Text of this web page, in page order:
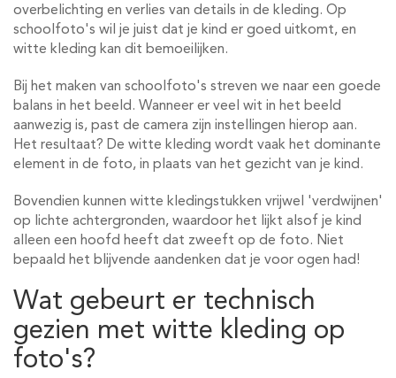
overbelichting en verlies van details in de kleding. Op
schoolfoto's wil je juist dat je kind er goed uitkomt, en
witte kleding kan dit bemoeilijken.
Bij het maken van schoolfoto's streven we naar een goede
balans in het beeld. Wanneer er veel wit in het beeld
aanwezig is, past de camera zijn instellingen hierop aan.
Het resultaat? De witte kleding wordt vaak het dominante
element in de foto, in plaats van het gezicht van je kind.
Bovendien kunnen witte kledingstukken vrijwel 'verdwijnen'
op lichte achtergronden, waardoor het lijkt alsof je kind
alleen een hoofd heeft dat zweeft op de foto. Niet
bepaald het blijvende aandenken dat je voor ogen had!
Wat gebeurt er technisch
gezien met witte kleding op
foto's?